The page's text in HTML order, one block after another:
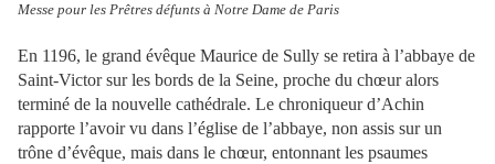
Messe pour les Prêtres défunts à Notre Dame de Paris
En 1196, le grand évêque Maurice de Sully se retira à l’abbaye de
Saint-Victor sur les bords de la Seine, proche du chœur alors
terminé de la nouvelle cathédrale. Le chroniqueur d’Achin
rapporte l’avoir vu dans l’église de l’abbaye, non assis sur un
trône d’évêque, mais dans le chœur, entonnant les psaumes